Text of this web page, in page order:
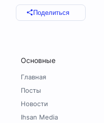
Поделиться
Основные
Главная
Посты
Новости
Ihsan Media